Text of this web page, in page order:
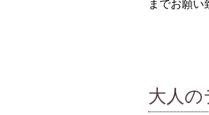
までお願い
大人